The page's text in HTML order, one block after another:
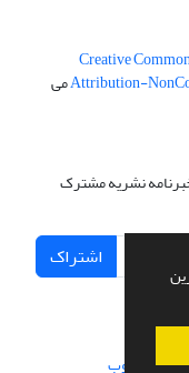
Creative
Attribution-می
نشریه مشترک
اشتراک
از سیناوب